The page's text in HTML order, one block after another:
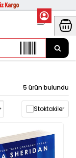
5 ürün bulundu
Stoktakiler